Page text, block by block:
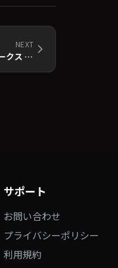
NEXT
札幌競馬場ウィンターパーク「ホープフルステークス EVENT」
サポート
お問い合わせ
プライバシーポリシー
利用規約